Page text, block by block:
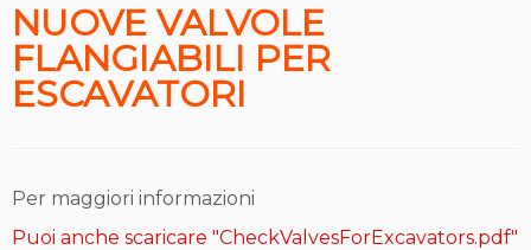
NUOVE VALVOLE
FLANGIABILI PER
ESCAVATORI
Per maggiori informazioni
Puoi anche scaricare "CheckValvesForExcavators.pdf"